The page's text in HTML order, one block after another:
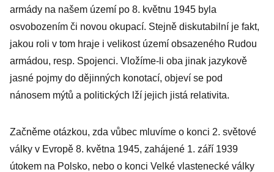
armády na našem území po 8. květnu 1945 byla
osvobozením či novou okupací. Stejně diskutabilní je fakt,
jakou roli v tom hraje i velikost území obsazeného Rudou
armádou, resp. Spojenci. Vložíme-li oba jinak jazykově
jasné pojmy do dějinných konotací, objeví se pod
nánosem mýtů a politických lží jejich jistá relativita.
Začněme otázkou, zda vůbec mluvíme o konci 2. světové
války v Evropě 8. května 1945, zahájené 1. září 1939
útokem na Polsko, nebo o konci Velké vlastenecké války